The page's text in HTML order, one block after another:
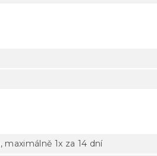
1x za 14 dní